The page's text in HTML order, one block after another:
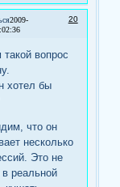
20
2009-
вопрос
хотел бы
что он
несколько
Это не
в реальной